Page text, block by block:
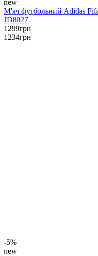
new
М'яч футбольний Adidas
JD8027
1299грн
1234грн
-5%
new